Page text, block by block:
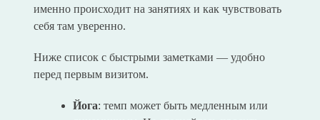
именно происходит на занятиях и как чувствовать
себя там уверенно.
Ниже список с быстрыми заметками — удобно
перед первым визитом.
Йога: темп может быть медленным или